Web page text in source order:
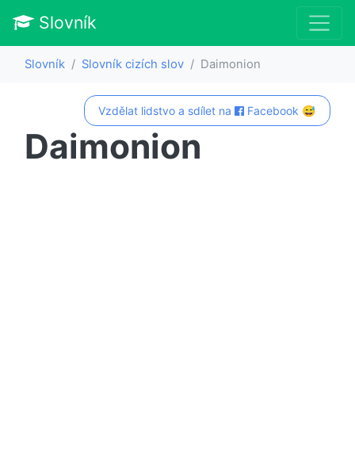
Slovník
Slovník Slovník cizích slov Daimonion
Vzdělat lidstvo a sdílet na Facebook 😅
Daimonion